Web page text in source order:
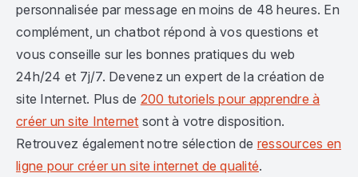
personnalisée par message en moins de 48 heures. En
complément, un chatbot répond à vos questions et
vous conseille sur les bonnes pratiques du web
24h/24 et 7j/7. Devenez un expert de la création de
site Internet. Plus de 200 tutoriels pour apprendre à
créer un site Internet sont à votre disposition.
Retrouvez également notre sélection de ressources en
ligne pour créer un site internet de qualité.